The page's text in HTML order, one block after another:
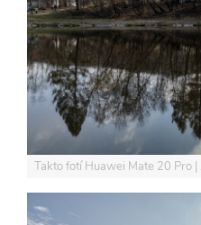
Takto fotí Huawei Mate 20 Pro